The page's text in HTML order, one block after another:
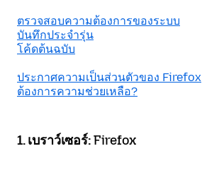
ตรวจสอบความต้องการของระบบ
บันทึกประจำรุ่น
โค้ดต้นฉบับ
ประกาศความเป็นส่วนตัวของ Firefox
ต้องการความช่วยเหลือ?
1. เบราว์เซอร์:Firefox